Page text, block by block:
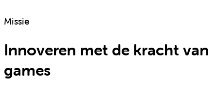
Missie
Innoveren met de kracht van
games